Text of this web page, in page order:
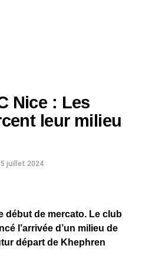
Nice : Les
leur milieu
5 juillet 2024
début de mercato. Le club
l’arrivée d’un milieu de
départ de Khephren